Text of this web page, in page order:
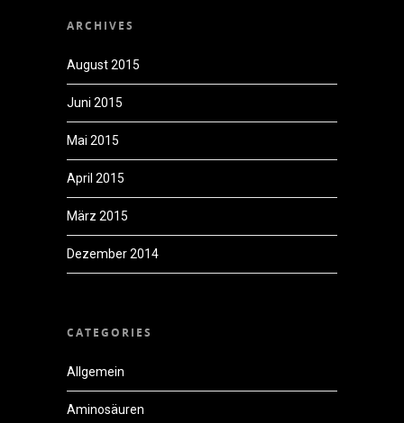
ARCHIVES
August 2015
Juni 2015
Mai 2015
April 2015
März 2015
Dezember 2014
CATEGORIES
Allgemein
Aminosäuren